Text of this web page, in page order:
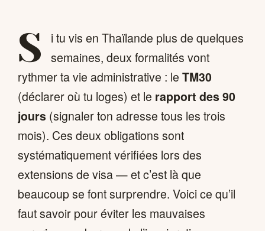
S
i tu vis en Thaïlande plus de quelques
semaines, deux formalités vont
rythmer ta vie administrative : le TM30
(déclarer où tu loges) et le rapport des 90
jours (signaler ton adresse tous les trois
mois). Ces deux obligations sont
systématiquement vérifiées lors des
extensions de visa — et c’est là que
beaucoup se font surprendre. Voici ce qu’il
faut savoir pour éviter les mauvaises